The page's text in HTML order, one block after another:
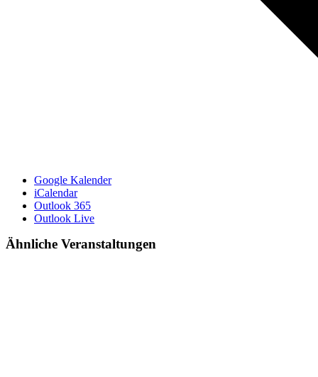
Google Kalender
iCalendar
Outlook 365
Outlook Live
Ähnliche Veranstaltungen